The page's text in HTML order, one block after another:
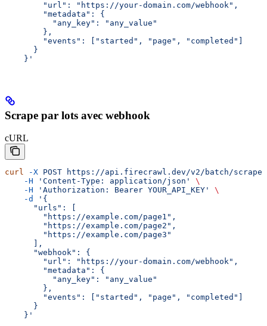
        "url": "https://your-domain.com/webhook",
        "metadata": {
          "any_key": "any_value"
        },
        "events": ["started", "page", "completed"]
      }
    }'
Scrape par lots avec webhook
cURL
curl -X POST https://api.firecrawl.dev/v2/batch/scrape
    -H
'Content-Type: application/json'
\
    -H
'Authorization: Bearer YOUR_API_KEY'
\
    -d
'{
      "urls": [
        "https://example.com/page1",
        "https://example.com/page2",
        "https://example.com/page3"
      ],
      "webhook": {
        "url": "https://your-domain.com/webhook",
        "metadata": {
          "any_key": "any_value"
        },
        "events": ["started", "page", "completed"]
      }
    }'